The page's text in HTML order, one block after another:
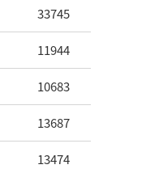
33745
11944
10683
13687
13474